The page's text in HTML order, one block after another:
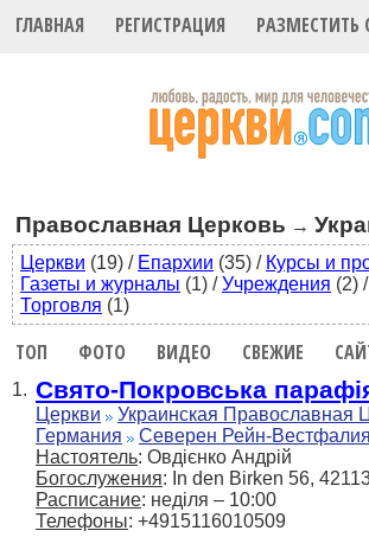
ГЛАВНАЯ РЕГИСТРАЦИЯ РАЗМЕСТИТЬ
Православная Церковь →
Церкви (19) / Епархии (35) / Курсы и
Газеты и журналы (1) /Учреждения (2) /
Торговля (1)
ТОП ФОТО ВИДЕО СВЕЖИЕ
1. Свято-Покровська
Церкви
Украинская Православная
Германия
Северен Рейн-Вестфалия
Настоятель: Овдієнко Андрій
Богослужения: In den Birken 56,
Расписание: неділя – 10:00
Телефоны: +4915116010509